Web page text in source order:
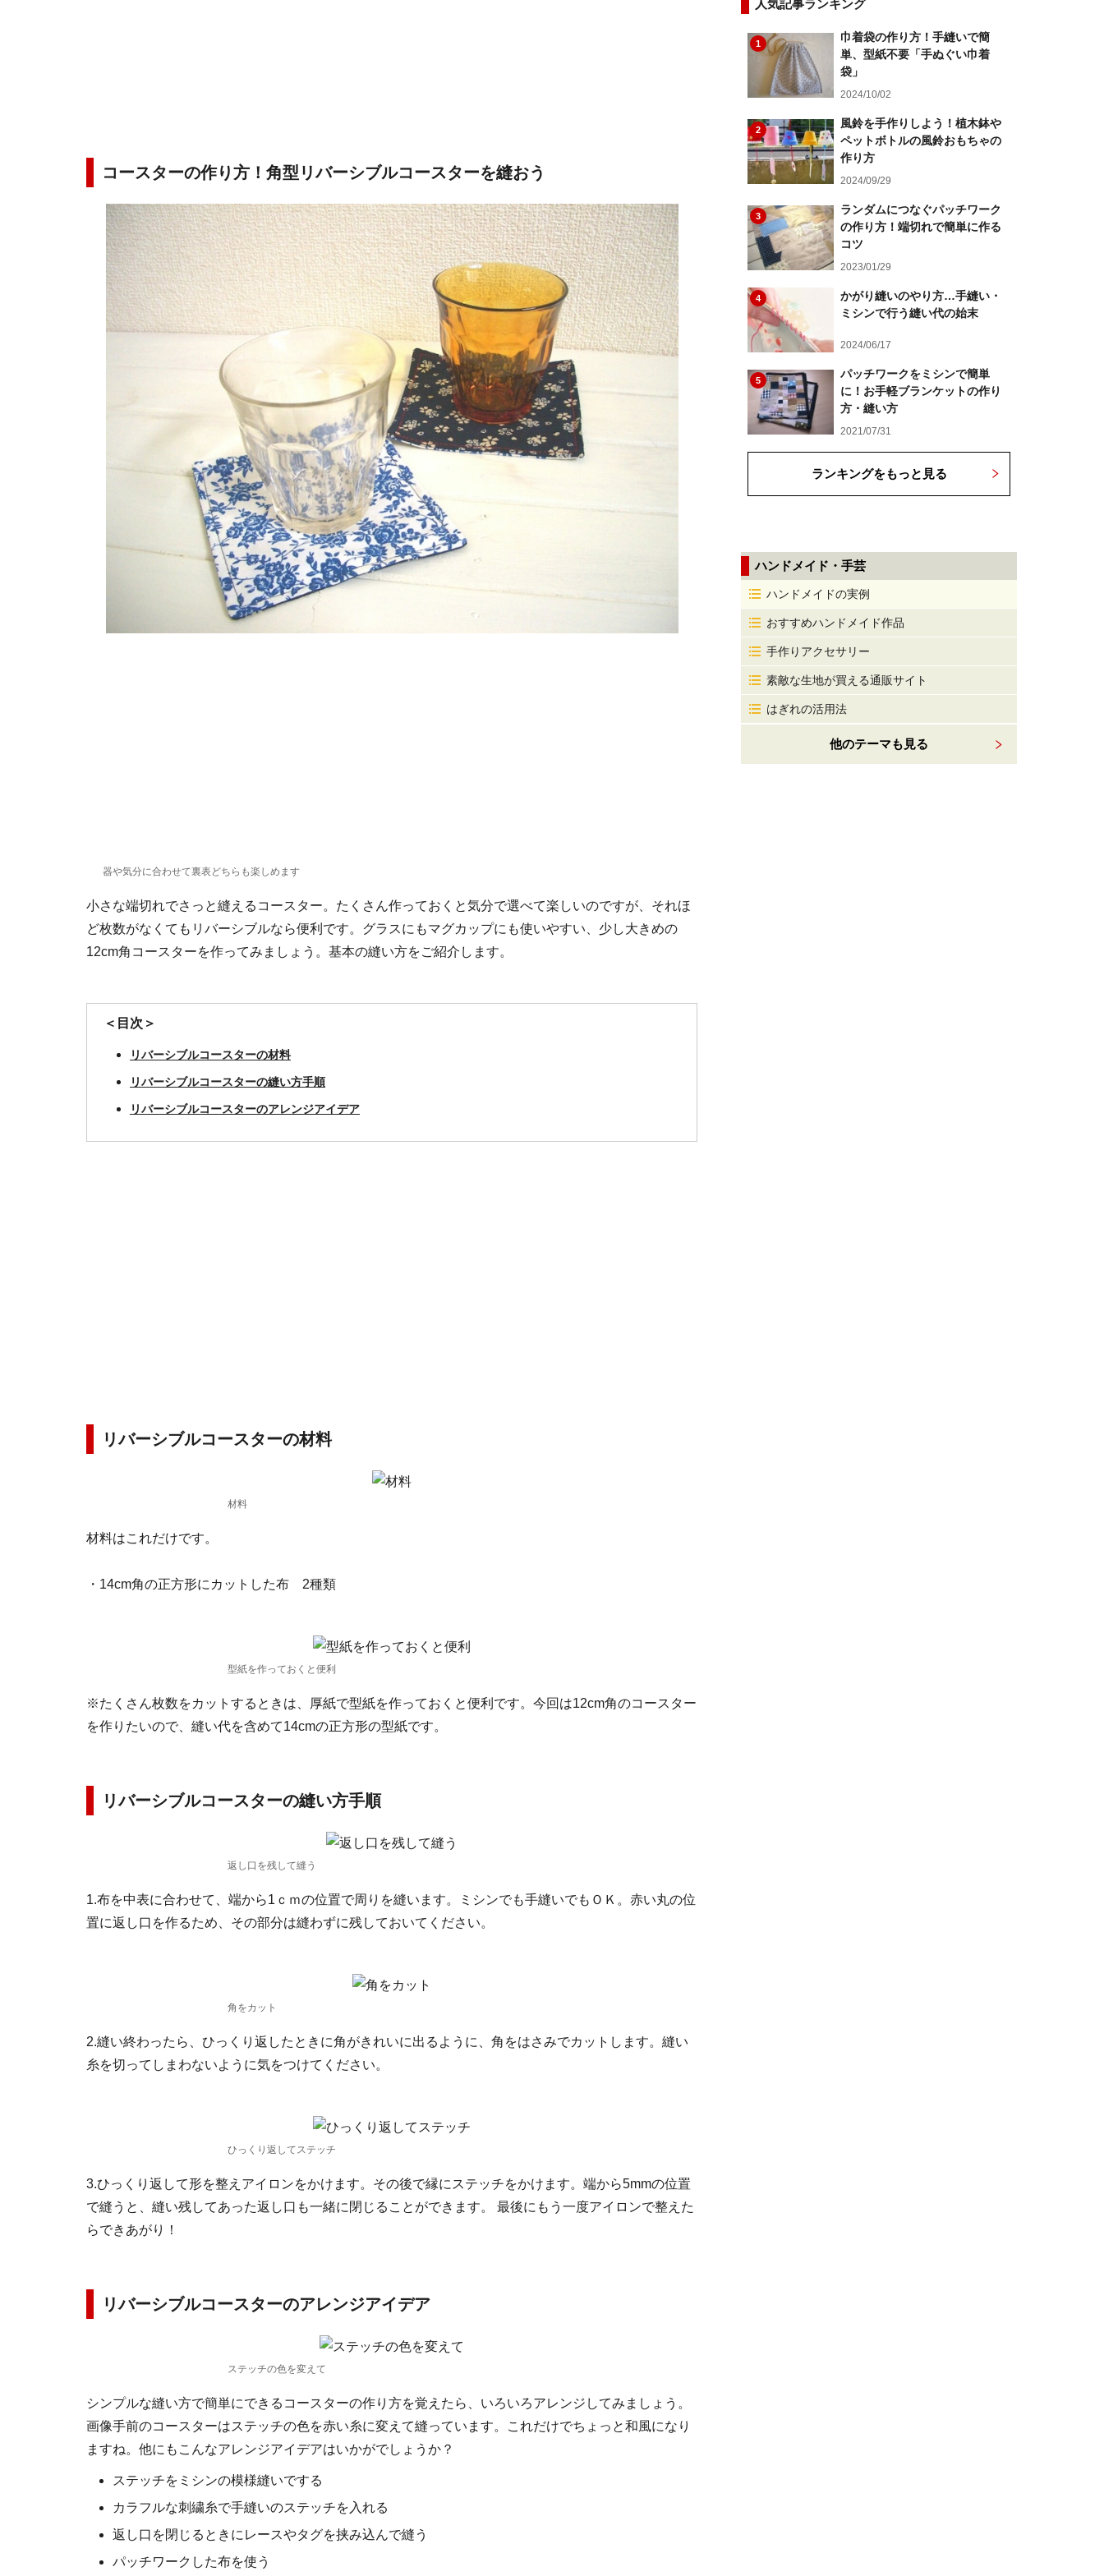
コースターの作り方！角型リバーシブルコースターを縫おう
器や気分に合わせて裏表どちらも楽しめます
小さな端切れでさっと縫えるコースター。たくさん作っておくと気分で選べて楽しいのですが、それほ
ど枚数がなくてもリバーシブルなら便利です。グラスにもマグカップにも使いやすい、少し大きめの
12cm角コースターを作ってみましょう。基本の縫い方をご紹介します。
＜目次＞
リバーシブルコースターの材料
リバーシブルコースターの縫い方手順
リバーシブルコースターのアレンジアイデア
リバーシブルコースターの材料
材料
材料はこれだけです。
・14cm角の正方形にカットした布 2種類
型紙を作っておくと便利
※たくさん枚数をカットするときは、厚紙で型紙を作っておくと便利です。今回は12cm角のコースター
を作りたいので、縫い代を含めて14cmの正方形の型紙です。
リバーシブルコースターの縫い方手順
返し口を残して縫う
1.布を中表に合わせて、端から1ｃｍの位置で周りを縫います。ミシンでも手縫いでもＯＫ。赤い丸の位
置に返し口を作るため、その部分は縫わずに残しておいてください。
角をカット
2.縫い終わったら、ひっくり返したときに角がきれいに出るように、角をはさみでカットします。縫い
糸を切ってしまわないように気をつけてください。
ひっくり返してステッチ
3.ひっくり返して形を整えアイロンをかけます。その後で縁にステッチをかけます。端から5mmの位置
で縫うと、縫い残してあった返し口も一緒に閉じることができます。 最後にもう一度アイロンで整えた
らできあがり！
リバーシブルコースターのアレンジアイデア
ステッチの色を変えて
シンプルな縫い方で簡単にできるコースターの作り方を覚えたら、いろいろアレンジしてみましょう。
画像手前のコースターはステッチの色を赤い糸に変えて縫っています。これだけでちょっと和風になり
ますね。他にもこんなアレンジアイデアはいかがでしょうか？
ステッチをミシンの模様縫いでする
カラフルな刺繍糸で手縫いのステッチを入れる
返し口を閉じるときにレースやタグを挟み込んで縫う
パッチワークした布を使う
人気記事ランキング
1
巾着袋の作り方！手縫いで簡
単、型紙不要「手ぬぐい巾着
袋」
2024/10/02
2
風鈴を手作りしよう！植木鉢や
ペットボトルの風鈴おもちゃの
作り方
2024/09/29
3
ランダムにつなぐパッチワーク
の作り方！端切れで簡単に作る
コツ
2023/01/29
4
かがり縫いのやり方…手縫い・
ミシンで行う縫い代の始末
2024/06/17
5
パッチワークをミシンで簡単
に！お手軽ブランケットの作り
方・縫い方
2021/07/31
ランキングをもっと見る
ハンドメイド・手芸
ハンドメイドの実例
おすすめハンドメイド作品
手作りアクセサリー
素敵な生地が買える通販サイト
はぎれの活用法
他のテーマも見る